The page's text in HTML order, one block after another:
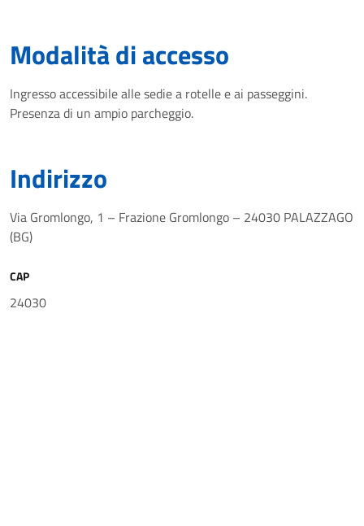
Modalità di accesso
Ingresso accessibile alle sedie a rotelle e ai passeggini.
Presenza di un ampio parcheggio.
Indirizzo
Via Gromlongo, 1 – Frazione Gromlongo – 24030 PALAZZAGO
(BG)
CAP
24030